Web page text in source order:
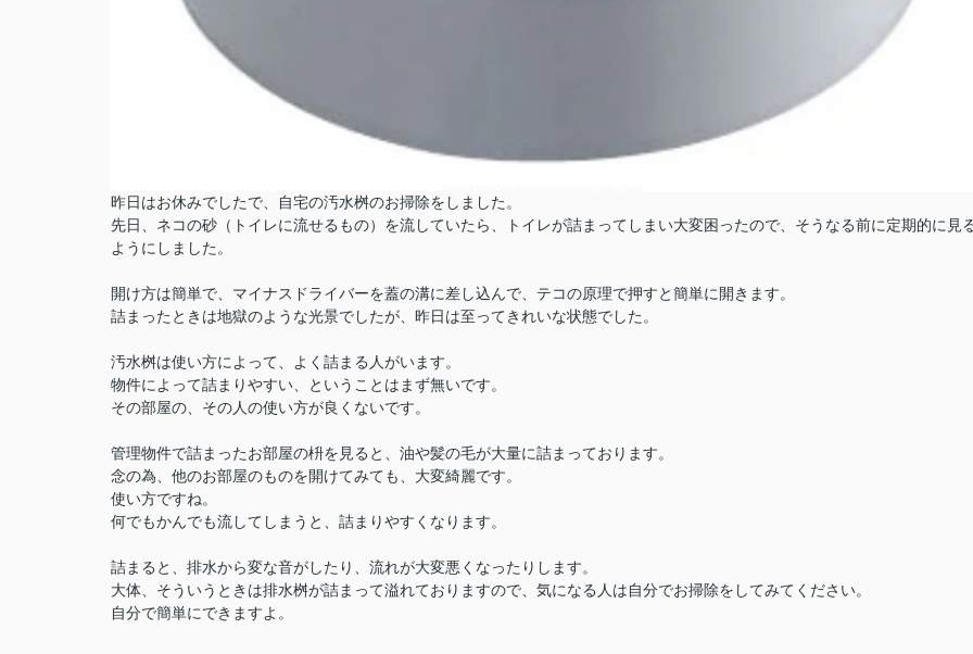
昨日はお休みでしたで、自宅の汚水桝のお掃除をしました。
先日、ネコの砂（トイレに流せるもの）を流していたら、トイレが詰まってしまい大変困ったので、そうなる前に定期的に見
ようにしました。
開け方は簡単で、マイナスドライバーを蓋の溝に差し込んで、テコの原理で押すと簡単に開きます。
詰まったときは地獄のような光景でしたが、昨日は至ってきれいな状態でした。
汚水桝は使い方によって、よく詰まる人がいます。
物件によって詰まりやすい、ということはまず無いです。
その部屋の、その人の使い方が良くないです。
管理物件で詰まったお部屋の枡を見ると、油や髪の毛が大量に詰まっております。
念の為、他のお部屋のものを開けてみても、大変綺麗です。
使い方ですね。
何でもかんでも流してしまうと、詰まりやすくなります。
詰まると、排水から変な音がしたり、流れが大変悪くなったりします。
大体、そういうときは排水桝が詰まって溢れておりますので、気になる人は自分でお掃除をしてみてください。
自分で簡単にできますよ。